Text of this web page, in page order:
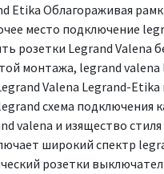
Etika Облагораживая
место подключение
розетки Legrand Valena
монтажа, legrand
Valena Legrand-Etika
схема подключения
valena и изящество
широкий спектр
розетки